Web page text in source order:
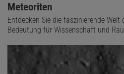
Meteoriten
Entdecken Sie die faszinierende
Bedeutung für Wissenschaft und